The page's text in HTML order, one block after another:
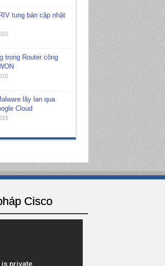
tung bản cập nhật
trong Router công
lây lan qua
Cloud
Cisco